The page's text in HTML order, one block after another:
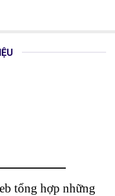
tổng hợp những